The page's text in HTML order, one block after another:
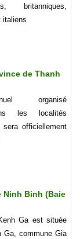
britanniques,
italiens
de Thanh
organisé
les localités
officiellement
Ninh Binh (Baie
Ga est située
Ga, commune Gia